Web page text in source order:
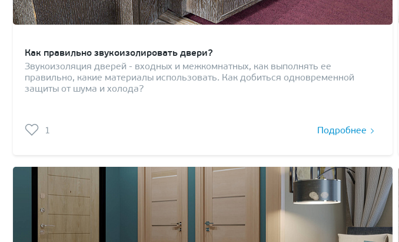
Как правильно звукоизолировать двери?
Звукоизоляция дверей - входных и межкомнатных, как выполнять ее
правильно, какие материалы использовать. Как добиться одновременной
защиты от шума и холода?
1 Подробнее